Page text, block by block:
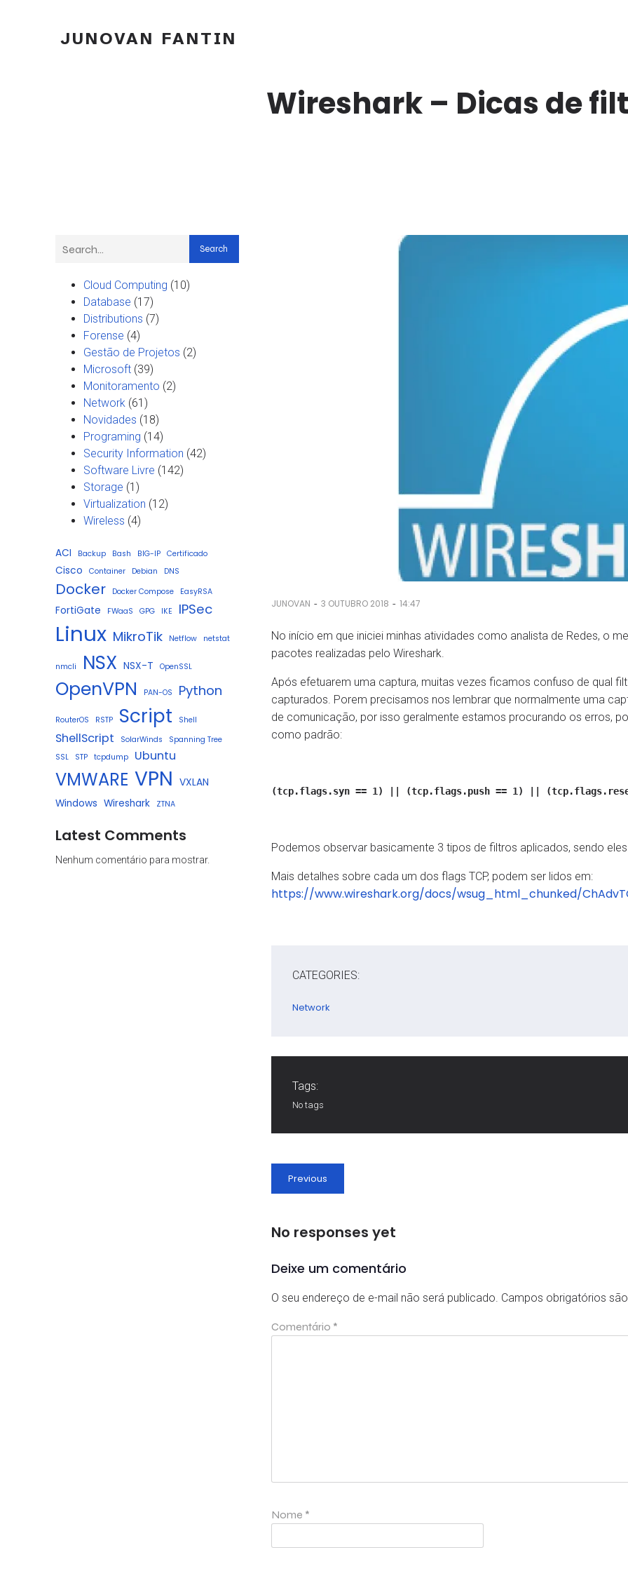
JUNOVAN FANTIN
Wireshark – Dicas de
Search
Cloud Computing (10)
Database (17)
Distributions (7)
Forense (4)
Gestão de Projetos (2)
Microsoft (39)
Monitoramento (2)
Network (61)
Novidades (18)
Programing (14)
Security Information (42)
Software Livre (142)
Storage (1)
Virtualization (12)
Wireless (4)
ACI Backup Bash BIG-IP Certificado
Cisco Container Debian DNS
Docker Docker Compose EasyRSA
FortiGate FWaaS GPG IKE IPSec
Linux MikroTik Netflow netstat
nmcli NSX NSX-T OpenSSL
OpenVPN PAN-OS Python
RouterOS RSTP Script Shell
ShellScript SolarWinds
Spanning Tree
SSL
STP tcpdump Ubuntu
VMWARE VPN VXLAN
Windows Wireshark ZTNA
Latest Comments
Nenhum comentário para mostrar.
JUNOVAN - 3 OUTUBRO 2018 - 14:47
No início em que iniciei minhas atividades como analista de Redes, o
pacotes realizadas pelo Wireshark.
Após efetuarem uma captura, muitas vezes ficamos confuso de qual
capturados. Porem precisamos nos lembrar que normalmente uma
de comunicação, por isso geralmente estamos procurando os erros,
como padrão:
(tcp.flags.syn == 1) || (tcp.flags.push == 1) ||
Podemos observar basicamente 3 tipos de filtros aplicados, sendo eles
Mais detalhes sobre cada um dos flags TCP, podem ser lidos em:
https://www.wireshark.org/docs/wsug_html_chunked/
CATEGORIES:
Network
Tags:
No tags
Previous
No responses yet
Deixe um comentário
O seu endereço de e-mail não será publicado. Campos obrigatórios
Comentário *
Nome *